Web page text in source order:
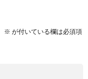
※ が付いている欄は必須項